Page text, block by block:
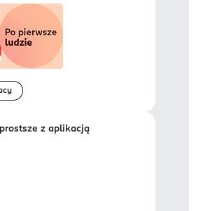
z aplikacją